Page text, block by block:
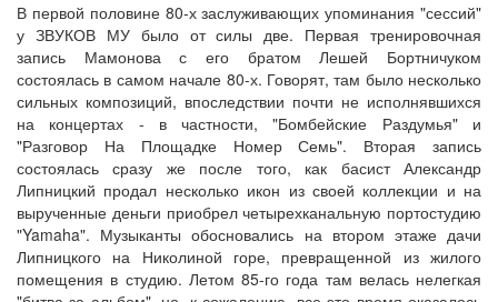
В первой половине 80-х заслуживающих упоминания "сессий"
у ЗВУКОВ МУ было от силы две. Первая тренировочная
запись Мамонова с его братом Лешей Бортничуком
состоялась в самом начале 80-х. Говорят, там было несколько
сильных композиций, впоследствии почти не исполнявшихся
на концертах - в частности, "Бомбейские Раздумья" и
"Разговор На Площадке Номер Семь". Вторая запись
состоялась сразу же после того, как басист Александр
Липницкий продал несколько икон из своей коллекции и на
вырученные деньги приобрел четырехканальную портостудию
"Yamaha". Музыканты обосновались на втором этаже дачи
Липницкого на Николиной горе, превращенной из жилого
помещения в студию. Летом 85-го года там велась нелегкая